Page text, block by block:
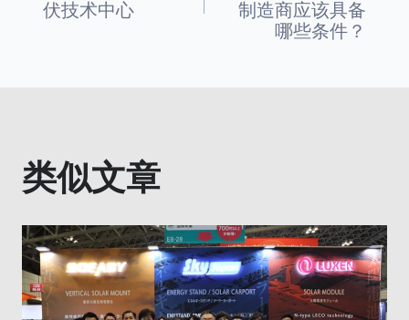
伏技术中心
制造商应该具备
哪些条件？
类似文章